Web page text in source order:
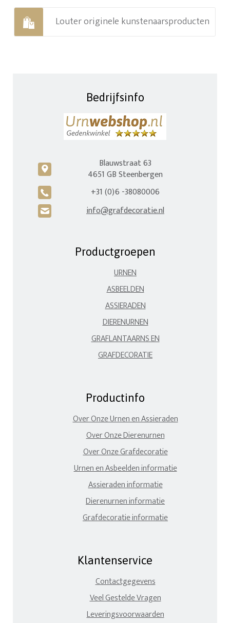
Louter originele kunstenaarsproducten
Bedrijfsinfo
c
Blauwstraat 63
4651 GB Steenbergen
A +31 (0)6 -38080006
H info@grafdecoratie.nl
Productgroepen
URNEN
ASBEELDEN
ASSIERADEN
DIERENURNEN
GRAFLANTAARNS EN
GRAFDECORATIE
Productinfo
Over Onze Urnen en Assieraden
Over Onze Dierenurnen
Over Onze Grafdecoratie
Urnen en Asbeelden informatie
Assieraden informatie
Dierenurnen informatie
Grafdecoratie informatie
Klantenservice
Contactgegevens
Veel Gestelde Vragen
Leveringsvoorwaarden